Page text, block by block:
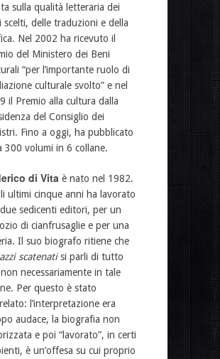
sulla qualità letteraria dei
scelti, delle traduzioni e della
Nel 2002 ha ricevuto il
del Ministero dei Beni
“per l’importante ruolo di
culturale svolto” e nel
il Premio alla cultura dalla
del Consiglio dei
Fino a oggi, ha pubblicato
300 volumi in 6 collane.
di Vita è nato nel 1982.
ultimi cinque anni ha lavorato
sedicenti editori, per un
di cianfrusaglie e per una
Il suo biografo ritiene che
scatenatisi parli di tutto
necessariamente in tale
Per questo è stato
l’interpretazione era
audace, la biografia non
e poi “lavorato”, in certi
è un’offesa su cui proprio